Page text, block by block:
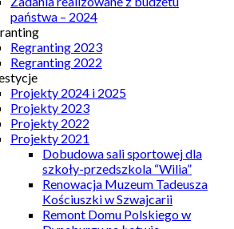
państwa – 2024
Regranting 2023
Regranting 2022
Projekty 2024 i 2025
Projekty 2023
Projekty 2022
Projekty 2021
Dobudowa sali sportowej dla
szkoły-przedszkola “Wilia”
Renowacja Muzeum Tadeusza
Kościuszki w Szwajcarii
Remont Domu Polskiego w